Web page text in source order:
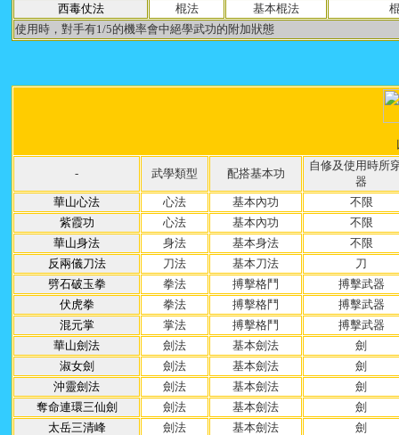
西毒仗法
棍法 基本棍法
使用時，對手有1/5的機率會中絕學武功的附加狀態
- 武學類型 配搭基本功
自修及使用時所
器
華山心法
心法 基本內功
不限
紫霞功
心法 基本內功
不限
華山身法
身法 基本身法
不限
反兩儀刀法
刀法 基本刀法
刀
劈石破玉拳
拳法 搏擊格鬥
搏擊武器
伏虎拳
拳法 搏擊格鬥
搏擊武器
混元掌
掌法 搏擊格鬥
搏擊武器
華山劍法
劍法 基本劍法
劍
淑女劍
劍法 基本劍法
劍
沖靈劍法
劍法 基本劍法
劍
奪命連環三仙劍
劍法 基本劍法
劍
太岳三清峰
劍法 基本劍法
劍